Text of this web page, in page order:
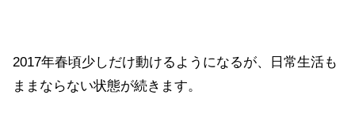
2017年春頃少しだけ動けるようになるが、日常生活も
ままならない状態が続きます。